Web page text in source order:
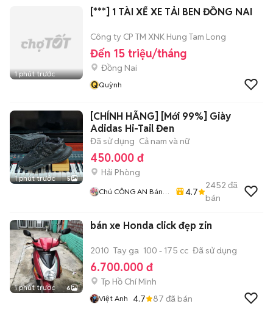
1 phút trước
[***] 1 TÀI XẾ XE TẢI BEN ĐỒNG NAI
Công ty CP TM XNK Hung Tam Long
Đến 15 triệu/tháng
Đồng Nai
QQuỳnh
1 phút trước 5
[CHÍNH HÃNG] [Mới 99%] Giày
Adidas Hi-Tail Đen
Đã sử dụng Cả nam và nữ
450.000 đ
Hải Phòng
Chú CÔNG AN Bán
4.7
2452 đã
bán
1 phút trước 6
bán xe Honda click đẹp zin
2010 Tay ga 100 - 175 cc Đã sử dụng
6.700.000 đ
Tp Hồ Chí Minh
Việt Anh 4.7 87 đã bán